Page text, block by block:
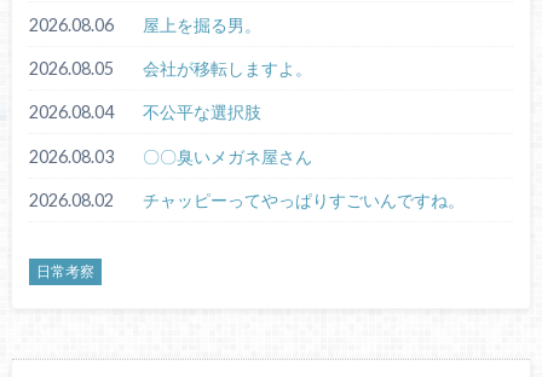
2026.08.06 屋上を掘る男。
2026.08.05 会社が移転しますよ。
2026.08.04 不公平な選択肢
2026.08.03 〇〇臭いメガネ屋さん
2026.08.02 チャッピーってやっぱりすごいんですね。
日常考察